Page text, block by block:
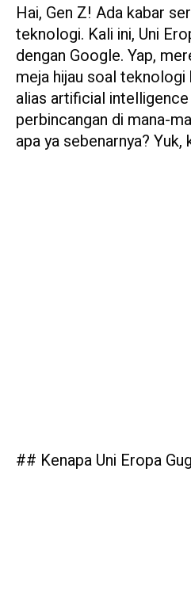
Hai, Gen Z! Ada kabar
teknologi. Kali ini, Uni
dengan Google. Yap,
meja hijau soal
alias artificial
perbincangan di mana-
apa ya sebenarnya? Yuk,
## Kenapa Uni Eropa